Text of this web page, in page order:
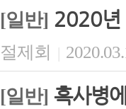
[일반] 2020년
절제회 |
[일반] 흑사병